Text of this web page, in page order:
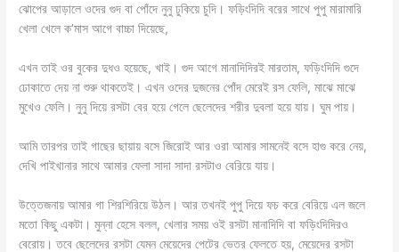
ঝোপের আড়ালে ওদের গুদ বা পোঁদে নুনু ঢুকিয়ে চুদি। ফড়িংদিদি বরের সাথে পুপু মারামারি
খেলা খেলে ক’মাস আগে বাচ্চা দিয়েছে,
এখন তাই ওর বুকের দুধও হয়েছে, খাই। গুদ আগে মানাদিদিরই মারতাম, ফড়িংদিদি গুদে
ঢোকাতে দেয় না শুরু থাকতেই। এখন ওদের দুজনের পোঁদ মেরেই রস ফেলি, মাঝে মাঝে
মুখেও ফেলি। নুনু দিয়ে রসটা বের হয়ে গেলে ছেলেদের শরীর দুবলা হয়ে যায়। ঘুম পায়।
আমি তারপর তাই গাছের ছায়ায় বসে জিরোই আর ওরা আমার সামনেই বসে হাগু করে নেয়,
দেখি পাইখানার সাথে আমার ফেলা সাদা সাদা রসটাও বেরিয়ে যায়।
উত্তেজনায় আমার গা শিরশিরিয়ে উঠল। আর তখনই পুপু দিয়ে ফচ করে বেরিয়ে এল জলে
মতো কিছু একটা। মুন্না হেসে বলল, খেলার সময় ওই রসটা মানাদিদি বা ফড়িংদিদিরও
বেরোয়। তবে ছেলেদের রসটা যেমন মেয়েদের পেটের ভেতর ফেলতে হয়, মেয়েদের রসটা